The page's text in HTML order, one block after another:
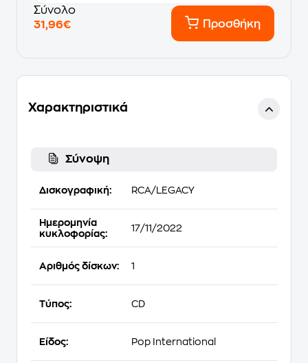
Σύνολο
31,96€
Προσθήκη
Χαρακτηριστικά
Σύνοψη
Δισκογραφική: RCA/LEGACY
Ημερομηνία
κυκλοφορίας:
17/11/2022
Αριθμός δίσκων: 1
Τύπος: CD
Είδος: Pop International